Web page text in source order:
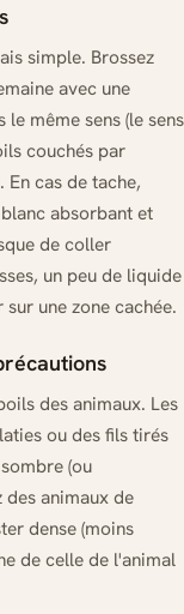
simple. Brossez
avec une
même sens (le sens
couchés par
cas de tache,
absorbant et
de coller
un peu de liquide
une zone cachée.
des animaux. Les
ou des fils tirés
(ou
des animaux de
dense (moins
de celle de l'animal